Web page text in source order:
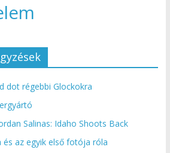
dot régebbi Glockokra
Salinas: Idaho Shoots Back
és az egyik első fotója róla